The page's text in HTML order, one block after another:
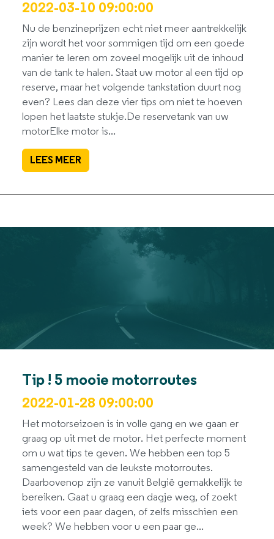
2022-03-10 09:00:00
Nu de benzineprijzen echt niet meer aantrekkelijk
zijn wordt het voor sommigen tijd om een goede
manier te leren om zoveel mogelijk uit de inhoud
van de tank te halen. Staat uw motor al een tijd op
reserve, maar het volgende tankstation duurt nog
even? Lees dan deze vier tips om niet te hoeven
lopen het laatste stukje.De reservetank van uw
motorElke motor is...
LEES MEER
Tip ! 5 mooie motorroutes
2022-01-28 09:00:00
Het motorseizoen is in volle gang en we gaan er
graag op uit met de motor. Het perfecte moment
om u wat tips te geven. We hebben een top 5
samengesteld van de leukste motorroutes.
Daarbovenop zijn ze vanuit België gemakkelijk te
bereiken. Gaat u graag een dagje weg, of zoekt
iets voor een paar dagen, of zelfs misschien een
week? We hebben voor u een paar ge...